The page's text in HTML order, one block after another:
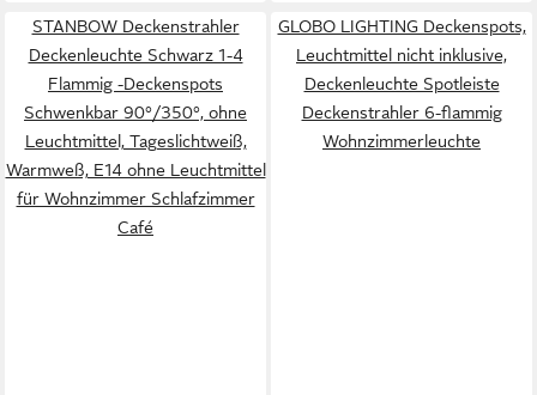
STANBOW Deckenstrahler
Deckenleuchte Schwarz 1-4
Flammig -Deckenspots
Schwenkbar 90°/350°, ohne
Leuchtmittel, Tageslichtweiß,
Warmweß, E14 ohne Leuchtmittel
für Wohnzimmer Schlafzimmer
Café
GLOBO LIGHTING Deckenspots,
Leuchtmittel nicht inklusive,
Deckenleuchte Spotleiste
Deckenstrahler 6-flammig
Wohnzimmerleuchte